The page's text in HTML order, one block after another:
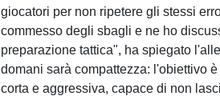
giocatori per non ripetere gli stessi
commesso degli sbagli e ne ho
preparazione tattica", ha spiegato
domani sarà compattezza: l'obiettivo
corta e aggressiva, capace di non